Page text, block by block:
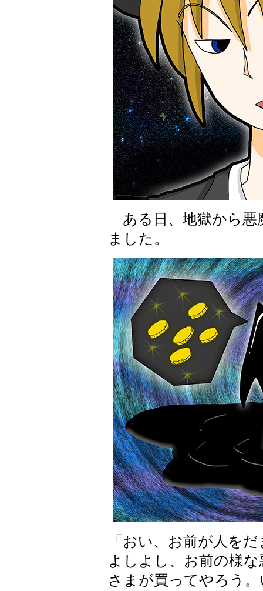
ある日、地獄から悪
ました。
「おい、お前が人を
よしよし、お前の様
さまが買ってやろう